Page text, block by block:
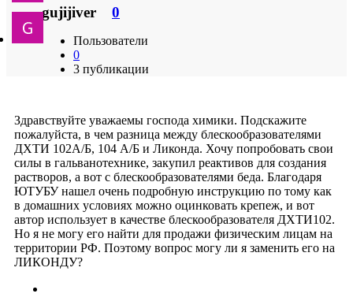
gujijiver 0
Пользователи
0
3 публикации
Здравствуйте уважаемы господа химики. Подскажите
пожалуйста, в чем разница между блескообразователями
ДХТИ 102А/Б, 104 А/Б и Ликонда. Хочу попробовать свои
силы в гальванотехнике, закупил реактивов для создания
растворов, а вот с блескообразователями беда. Благодаря
ЮТУБУ нашел очень подробную инструкцию по тому как
в домашних условиях можно оцинковать крепеж, и вот
автор использует в качестве блескообразователя ДХТИ102.
Но я не могу его найти для продажи физическим лицам на
территории РФ. Поэтому вопрос могу ли я заменить его на
ЛИКОНДУ?